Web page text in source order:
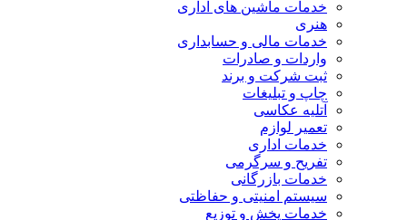
خدمات ماشین های اداری
هنری
خدمات مالی و حسابداری
واردات و صادرات
ثبت شرکت و برند
چاپ و تبلیغات
آتلیه عکاسی
تعمیر لوازم
خدمات اداری
تفریح و سرگرمی
خدمات بازرگانی
سیستم امنیتی و حفاظتی
خدمات پخش و توزیع